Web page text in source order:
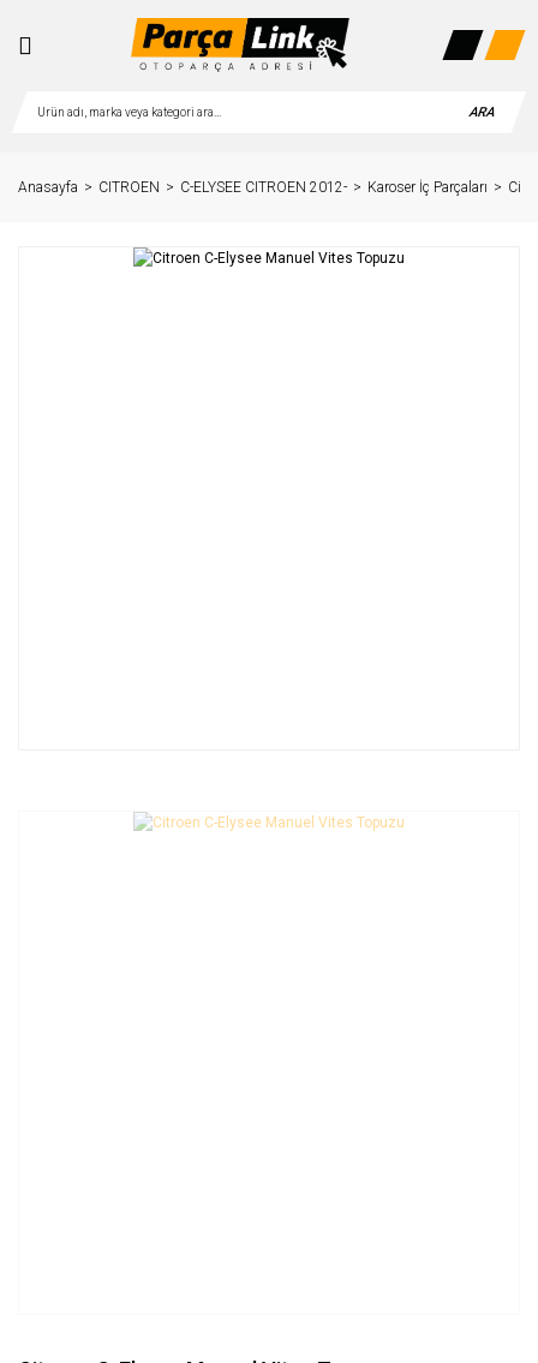
ARA
Anasayfa CITROEN C-ELYSEE CITROEN 2012- Karoser İç Parçaları